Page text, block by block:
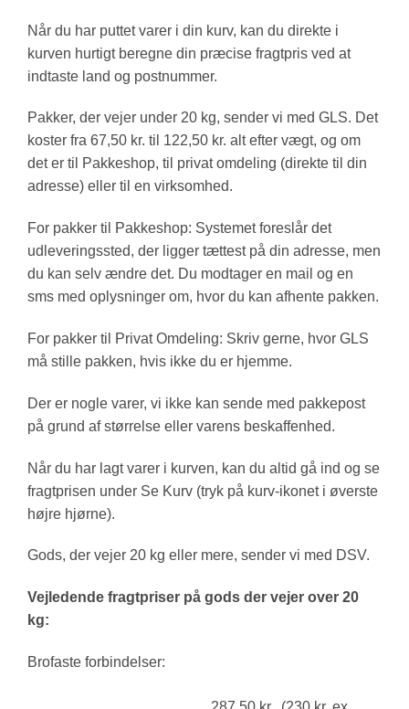
Når du har puttet varer i din kurv, kan du direkte i
kurven hurtigt beregne din præcise fragtpris ved at
indtaste land og postnummer.
Pakker, der vejer under 20 kg, sender vi med GLS. Det
koster fra 67,50 kr. til 122,50 kr. alt efter vægt, og om
det er til Pakkeshop, til privat omdeling (direkte til din
adresse) eller til en virksomhed.
For pakker til Pakkeshop: Systemet foreslår det
udleveringssted, der ligger tættest på din adresse, men
du kan selv ændre det. Du modtager en mail og en
sms med oplysninger om, hvor du kan afhente pakken.
For pakker til Privat Omdeling: Skriv gerne, hvor GLS
må stille pakken, hvis ikke du er hjemme.
Der er nogle varer, vi ikke kan sende med pakkepost
på grund af størrelse eller varens beskaffenhed.
Når du har lagt varer i kurven, kan du altid gå ind og se
fragtprisen under Se Kurv (tryk på kurv-ikonet i øverste
højre hjørne).
Gods, der vejer 20 kg eller mere, sender vi med DSV.
Vejledende fragtpriser på gods der vejer over 20
kg:
Brofaste forbindelser: